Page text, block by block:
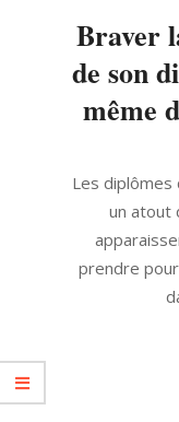
Braver
de son
même
Les diplômes
un atout
prendre pour